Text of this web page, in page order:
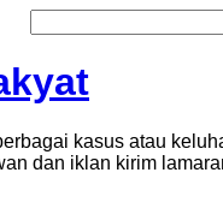
kasus atau
dan iklan kirim